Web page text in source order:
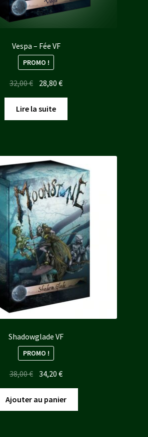
Vespa – Fée VF
PROMO !
32,00€ Le
initial
était :
28,80€Le
est :
Lire la suite
Shadowglade VF
PROMO !
38,00€ Le
prix
initial
était :
34,20€Le
prix
actuel
est :
Ajouter au panier